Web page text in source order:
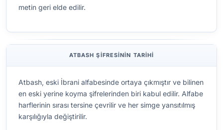
metin geri elde edilir.
ATBASH ŞIFRESININ TARIHI
Atbash, eski İbrani alfabesinde ortaya çıkmıştır ve bilinen
en eski yerine koyma şifrelerinden biri kabul edilir. Alfabe
harflerinin sırası tersine çevrilir ve her simge yansıtılmış
karşılığıyla değiştirilir.